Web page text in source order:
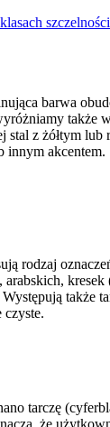
klasach
barwa
także
stal z żółtym lub
innym akcentem.
rodzaj
także
czyste.
tarczę
że